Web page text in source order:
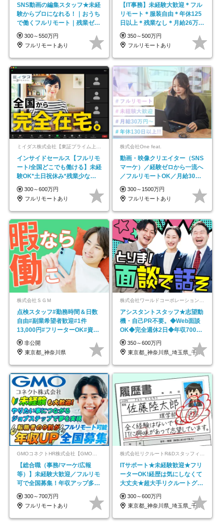
SNS動画の編集スタッフ★未経
験からプロになれる！｜おうち
で働くフルリモート｜残業ゼロ
で18時退勤◎
300～550万円
フルリモートあり
【IT事務】未経験大歓迎＊フル
リモート＊服装自由＊年休125
日以上＊残業なし＊月給26万円
以上
350～500万円
フルリモートあり
ミイダス株式会社【東証プライム上場パーソルグループ】
インサイドセールス【フルリモ
ート/全国どこでも働ける】未経
験OK*土日祝休み*残業少なめ*
在宅勤務手当あり
300～600万円
フルリモートあり
株式会社One feat.
動画・映像クリエイター（SNS
マーケ）／経験ゼロから一流へ
／フルリモートOK／月給30万
円～／年休130日以上
300～1500万円
フルリモートあり
株式会社ＳＧＭ
点検スタッフ#勤務時間＆日数
自由#副業希望者歓迎#1件
13,000円#フリーターOK#資格
スキル不要
非公開
東京都_神奈川県
アシスタントスタッフ★志望動
機・自己PR不要。◆Web面談
OK◆完全週休2日◆年収700万
円可/p13
350～600万円
東京都_神奈川県_埼玉県_千葉県_大阪府…
GMOコネクトHR株式会社【GMOインターネットグループ】
【総合職（事務/マーケ/広報
等）】未経験大歓迎／フルリモ
可で全国募集！年収アップ多数
★年休最大130日★
300～700万円
フルリモートあり
ITサポート★未経験歓迎★フリ
ーターOK!経歴は気にしなくて
大丈夫★超大手リクルートグル
ープの正社員/sg
300～600万円
東京都_神奈川県_埼玉県_千葉県_大阪府…